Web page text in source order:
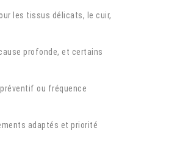
les tissus délicats, le cuir,
profonde, et certains
ou fréquence
adaptés et priorité